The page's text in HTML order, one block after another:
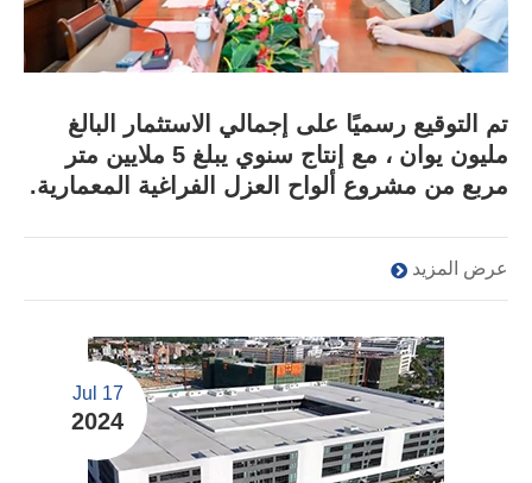
تم التوقيع رسميًا على إجمالي الاستثمار البالغ
مليون يوان ، مع إنتاج سنوي يبلغ 5 ملايين متر
مربع من مشروع ألواح العزل الفراغية المعمارية.
عرض المزيد
Jul 17
2024